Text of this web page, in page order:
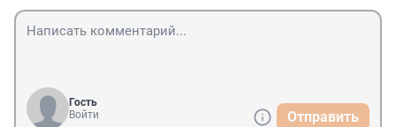
Гость
Войти
Отправить